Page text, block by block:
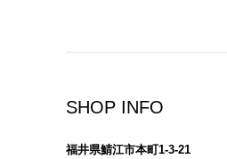
SHOP INFO
福井県鯖江市本町1-3-21